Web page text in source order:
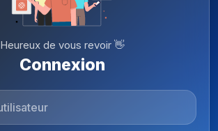
Heureux de vous revoir 👋
Connexion